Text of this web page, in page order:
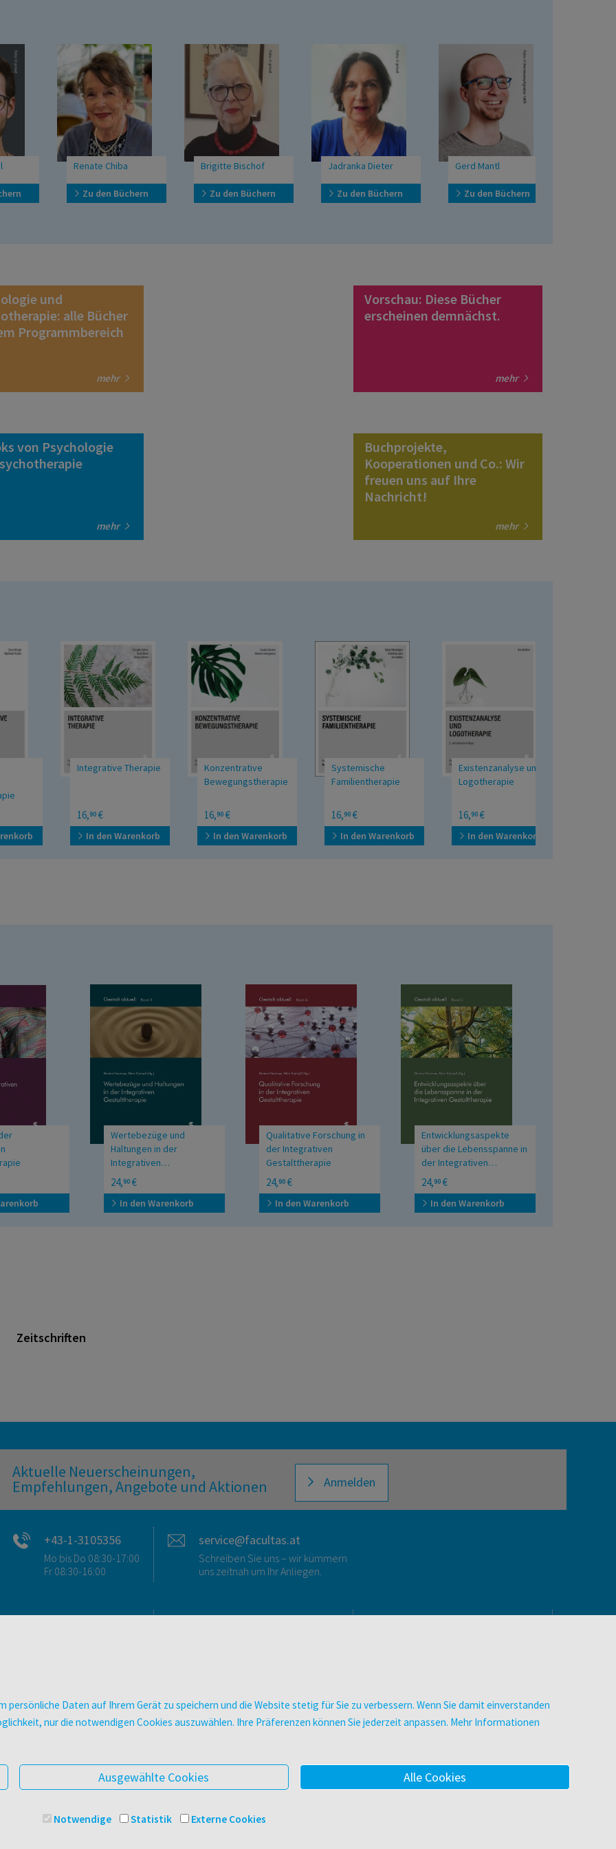
Renate Chiba
Zu den Büchern
Brigitte Bischof
Zu den Büchern
Jadranka Dieter
Zu den Büchern
Gerd Mantl
Zu den Büchern
und
alle Bücher
Programmbereich
mehr
Vorschau: Diese Bücher
erscheinen demnächst.
mehr
von Psychologie
mehr
Buchprojekte,
Kooperationen und Co.: Wir
freuen uns auf Ihre
Nachricht!
mehr
Integrative Therapie
In den Warenkorb
Konzentrative
Bewegungstherapie
In den Warenkorb
Systemische
Familientherapie
In den Warenkorb
Existenzanalyse und
Logotherapie
In den Warenkorb
Wertebezüge und
Haltungen in der
Integrativen
Gestalttherapie
24,90 €
In den Warenkorb
Qualitative Forschung in
der Integrativen
Gestalttherapie
24,90 €
In den Warenkorb
Entwicklungsaspekte
über die Lebensspanne in
der Integrativen
Gestalttherapie
24,90 €
In den Warenkorb
Zeitschriften
Aktuelle Neuerscheinungen,
Empfehlungen, Angebote und Aktionen Anmelden
+43-1-3105356
Mo bis Do 08:30-17:00
Fr 08:30-16:00
service@facultas.at
Schreiben Sie uns – wir kümmern
uns zeitnah um Ihr Anliegen.
Ansprechpartner:innen
So finden Sie uns
E-Books
facultas Club
Datenschutz & Cookies
AGB
© 2025 Facultas Verlags- und Buchhandels AG
Daten auf Ihrem Gerät zu speichern und die Website stetig für Sie zu verbessern. Wenn Sie damit einverstanden
nur die notwendigen Cookies auszuwählen. Ihre Präferenzen können Sie jederzeit anpassen. Mehr Informationen
Ausgewählte Cookies Alle Cookies
Notwendige Statistik Externe Cookies